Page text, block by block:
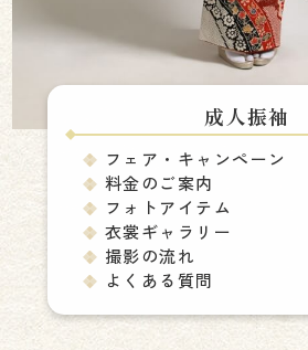
成人振袖
フェア・キャンペーン
料金のご案内
フォトアイテム
衣裳ギャラリー
撮影の流れ
よくある質問